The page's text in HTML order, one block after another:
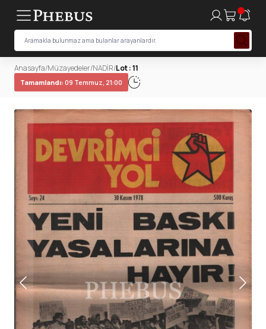
Anasayfa/Müzayedeler/NADİR/Lot : 11
Tamamlandı: 09 Temmuz, 21:00